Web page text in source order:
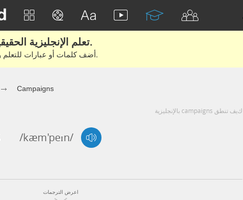
تعلم الإنجليزية الحقيقية من الأفلام والكتب.
أضف كلمات أو عبارات للتعلم والتدريب مع متعلمين آخرين.
Campaigns
كيف تنطق campaigns بالإنجليزية
/kæm'peɪn/
اعرض الترجمات